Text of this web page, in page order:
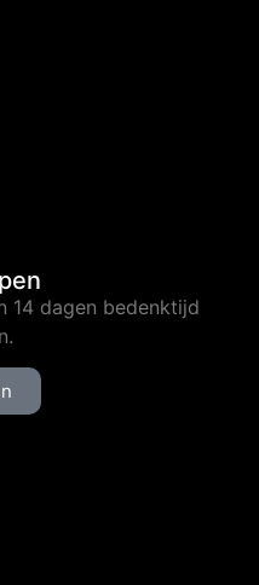
14 dagen bedenktijd